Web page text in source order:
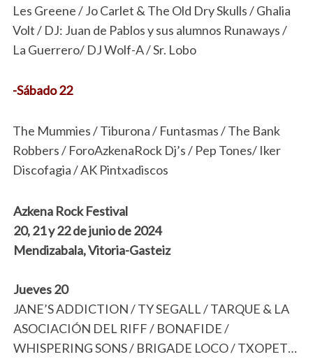
Les Greene / Jo Carlet & The Old Dry Skulls / Ghalia
Volt / DJ: Juan de Pablos y sus alumnos Runaways /
La Guerrero/ DJ Wolf-A / Sr. Lobo
-Sábado 22
The Mummies / Tiburona / Funtasmas / The Bank
Robbers / ForoAzkenaRock Dj’s / Pep Tones/ Iker
Discofagia / AK Pintxadiscos
Azkena Rock Festival
20, 21 y 22 de junio de 2024
Mendizabala, Vitoria-Gasteiz
Jueves 20
JANE’S ADDICTION / TY SEGALL / TARQUE & LA
ASOCIACIÓN DEL RIFF / BONAFIDE /
WHISPERING SONS / BRIGADE LOCO / TXOPET…